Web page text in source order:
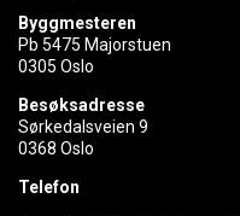
Byggmesteren
Pb 5475 Majorstuen
0305 Oslo
Besøksadresse
Sørkedalsveien 9
0368 Oslo
Telefon